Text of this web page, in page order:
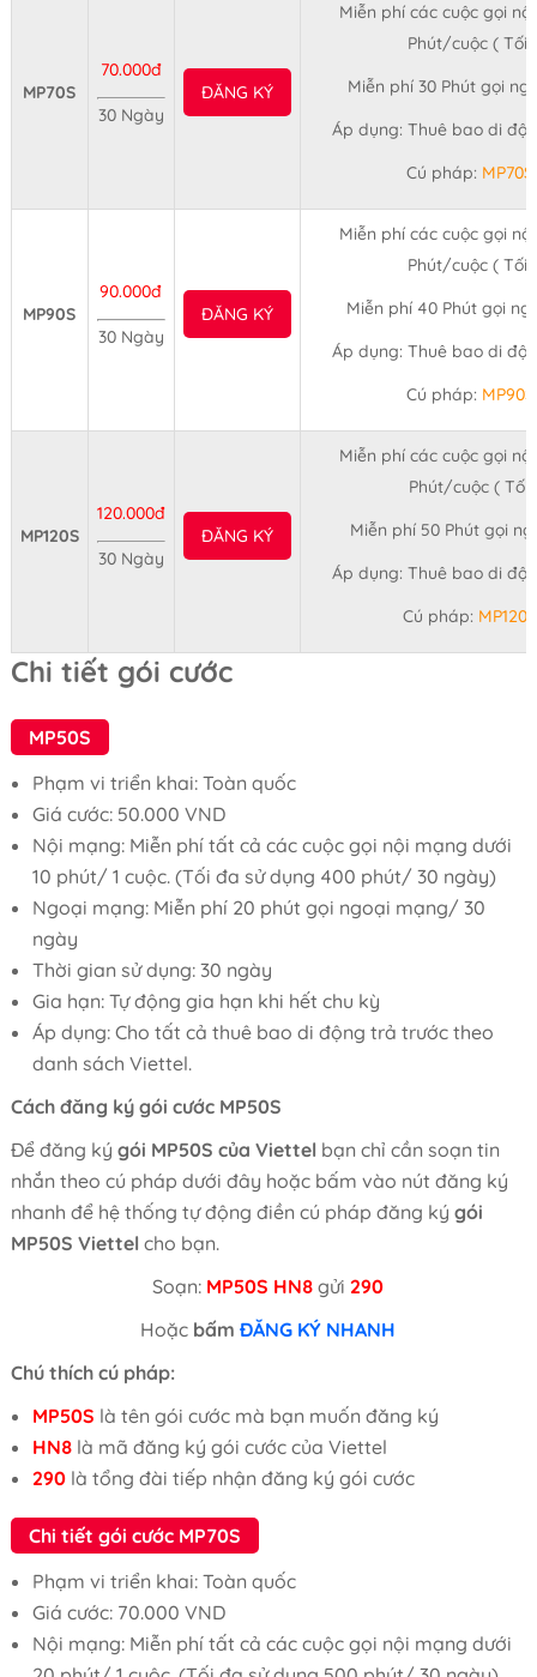
MP70S
70.000đ
30 Ngày
ĐĂNG KÝ
Miễn phí các cuộc gọi
Phút/cuộc ( Tối
Miễn phí 30 Phút gọi
Áp dụng: Thuê bao di
Cú pháp:
MP90S
90.000đ
30 Ngày
ĐĂNG KÝ
Miễn phí các cuộc gọi
Phút/cuộc ( Tối
Miễn phí 40 Phút gọi
Áp dụng: Thuê bao di
Cú pháp:
MP120S
120.000đ
30 Ngày
ĐĂNG KÝ
Miễn phí các cuộc gọi
Phút/cuộc ( Tối
Miễn phí 50 Phút gọi
Áp dụng: Thuê bao di
Cú pháp:
Chi tiết gói cước
MP50S
Phạm vi triển khai: Toàn quốc
Giá cước: 50.000 VND
Nội mạng: Miễn phí tất cả các cuộc gọi nội mạng dưới
10 phút/ 1 cuộc. (Tối đa sử dụng 400 phút/ 30 ngày)
Ngoại mạng: Miễn phí 20 phút gọi ngoại mạng/ 30
ngày
Thời gian sử dụng: 30 ngày
Gia hạn: Tự động gia hạn khi hết chu kỳ
Áp dụng: Cho tất cả thuê bao di động trả trước theo
danh sách Viettel.
Cách đăng ký gói cước MP50S
Để đăng ký gói MP50S của Viettel bạn chỉ cần soạn tin
nhắn theo cú pháp dưới đây hoặc bấm vào nút đăng ký
nhanh để hệ thống tự động điền cú pháp đăng ký gói
MP50S Viettel cho bạn.
Soạn: MP50S HN8 gửi290
Hoặc bấmĐĂNG KÝ NHANH
Chú thích cú pháp:
MP50S là tên gói cước mà bạn muốn đăng ký
HN8 là mã đăng ký gói cước của Viettel
290 là tổng đài tiếp nhận đăng ký gói cước
Chi tiết gói cước MP70S
Phạm vi triển khai: Toàn quốc
Giá cước: 70.000 VND
Nội mạng: Miễn phí tất cả các cuộc gọi nội mạng dưới